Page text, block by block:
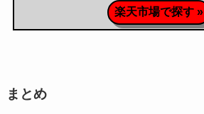
楽天市場で探す »
まとめ